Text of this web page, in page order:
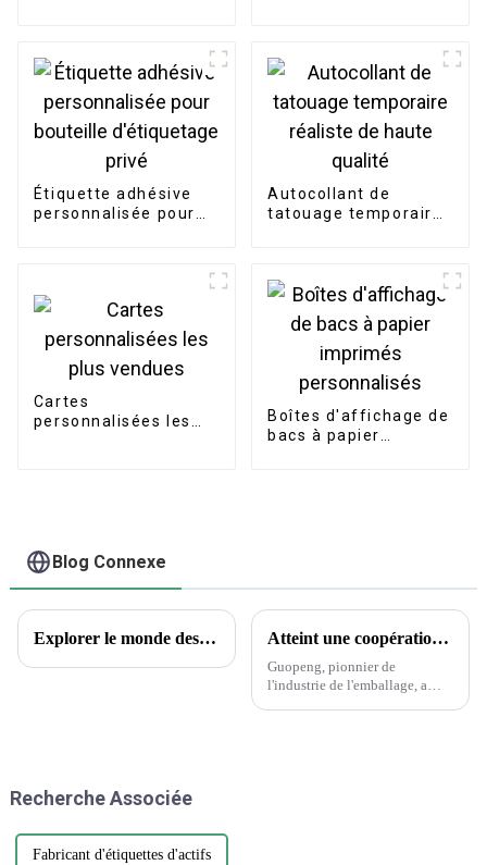
Étiquette adhésive
personnalisée pour
Autocollant de
tatouage temporaire
Cartes
personnalisées les
Boîtes d'affichage de
bacs à papier
Blog Connexe
Explorer le monde des tatouages ​​temporaires : aperçus encrés et questions courantes Atteint une coopération historique avec Wanglaoji
Guopeng, pionnier de
l'industrie de l'emballage, a
Recherche Associée
Fabricant d'étiquettes d'actifs